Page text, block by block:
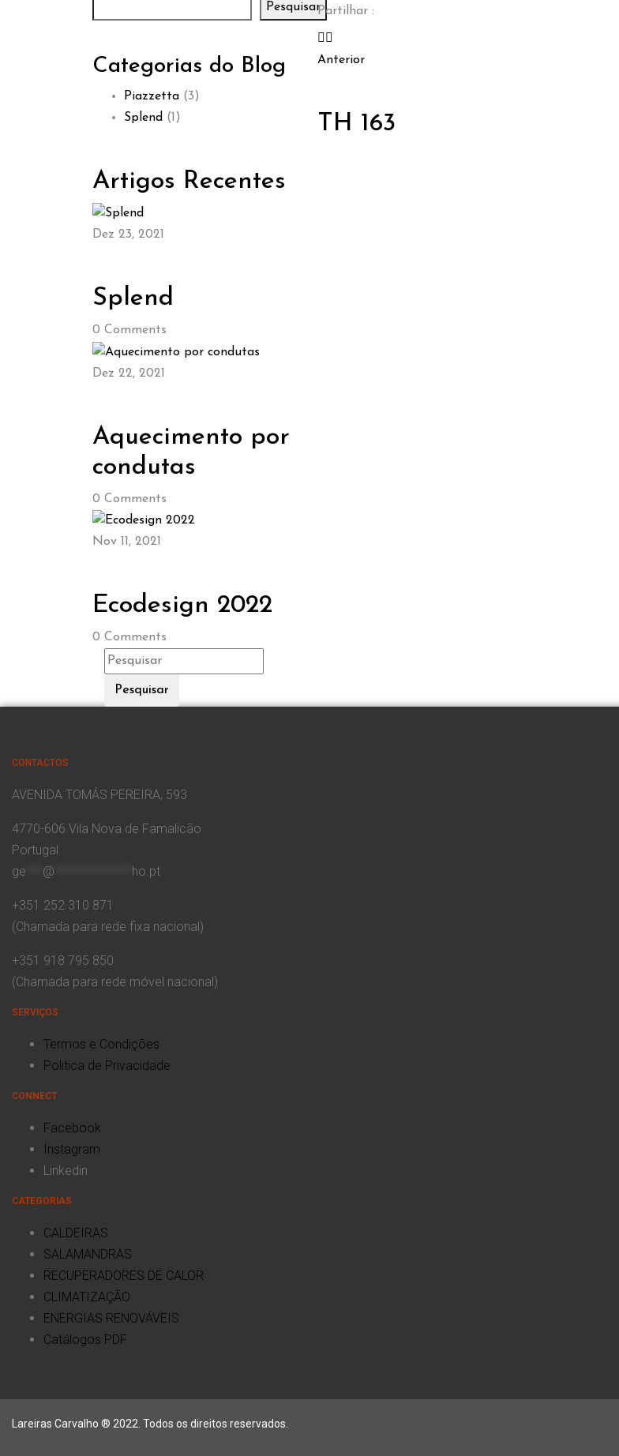
Pesquisar
Categorias do Blog
Piazzetta (3)
Splend (1)
Artigos Recentes
Dez 23, 2021
Splend
0 Comments
Dez 22, 2021
Aquecimento por
condutas
0 Comments
Nov 11, 2021
Ecodesign 2022
0 Comments
Pesquisar
Partilhar :
Anterior
TH 163
CONTACTOS
AVENIDA TOMÁS PEREIRA, 593
4770-606 Vila Nova de Famalicão
Portugal
ge
@ ho.pt
+351 252 310 871
(Chamada para rede fixa nacional)
+351 918 795 850
(Chamada para rede móvel nacional)
SERVIÇOS
Termos e Condições
Politica de Privacidade
CONNECT
Facebook
Instagram
Linkedin
CATEGORIAS
CALDEIRAS
SALAMANDRAS
RECUPERADORES DE CALOR
CLIMATIZAÇÃO
ENERGIAS RENOVÁVEIS
Catálogos PDF
Lareiras Carvalho ® 2022. Todos os direitos reservados.